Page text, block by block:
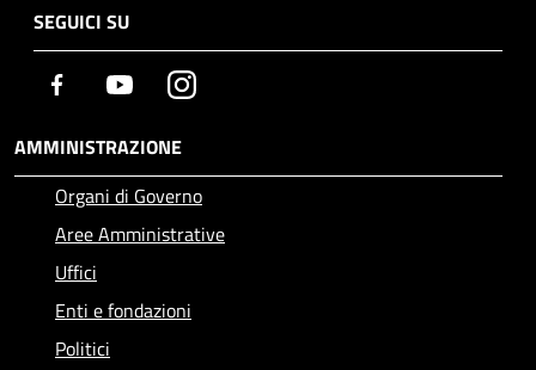
SEGUICI SU
Facebook YoutubeInstagram
AMMINISTRAZIONE
Organi di Governo
Aree Amministrative
Uffici
Enti e fondazioni
Politici